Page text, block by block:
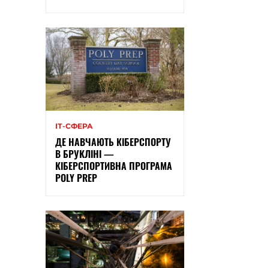
ІТ-СФЕРА
ДЕ НАВЧАЮТЬ КІБЕРСПОРТУ
В БРУКЛІНІ —
КІБЕРСПОРТИВНА ПРОГРАМА
POLY PREP